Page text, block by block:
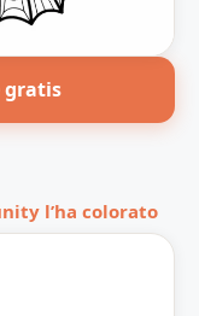
gratis
l’ha colorato